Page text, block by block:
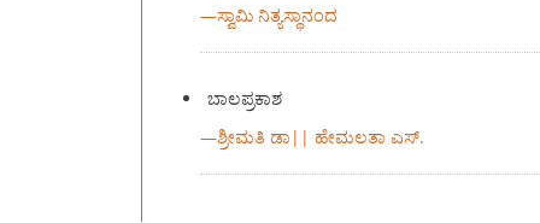
—ಸ್ವಾಮಿ ನಿತ್ಯಸ್ಥಾನಂದ
ಬಾಲಪ್ರಕಾಶ
—ಶ್ರೀಮತಿ ಡಾ|| ಹೇಮಲತಾ ಎಸ್.